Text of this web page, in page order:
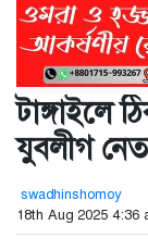
টাঙ্গাইলে
যুবলীগ
swadhinshomoy
18th Aug 2025 4:36